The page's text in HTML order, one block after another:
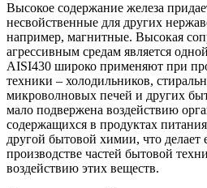
Высокое содержание железа
несвойственные для других
например, магнитные. Высокая
агрессивным средам является
AISI430 широко применяют при
техники – холодильников,
микроволновых печей и других
мало подвержена воздействию
содержащихся в продуктах
другой бытовой химии, что делает
производстве частей бытовой
воздействию этих веществ.